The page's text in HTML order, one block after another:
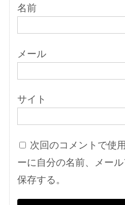
名前
メール
サイト
次回のコメントで使
ーに自分の名前、メー
保存する。